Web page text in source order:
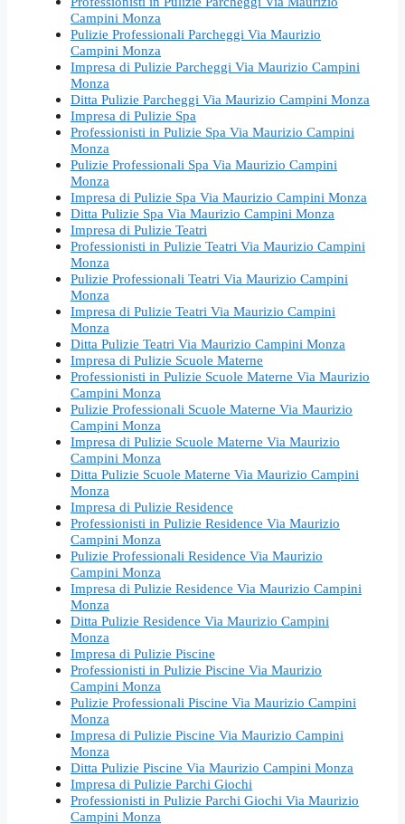
Campini Monza
Pulizie Professionali Parcheggi Via Maurizio
Campini Monza
Impresa di Pulizie Parcheggi Via Maurizio Campini
Monza
Ditta Pulizie Parcheggi Via Maurizio Campini Monza
Impresa di Pulizie Spa
Professionisti in Pulizie Spa Via Maurizio Campini
Monza
Pulizie Professionali Spa Via Maurizio Campini
Monza
Impresa di Pulizie Spa Via Maurizio Campini Monza
Ditta Pulizie Spa Via Maurizio Campini Monza
Impresa di Pulizie Teatri
Professionisti in Pulizie Teatri Via Maurizio Campini
Monza
Pulizie Professionali Teatri Via Maurizio Campini
Monza
Impresa di Pulizie Teatri Via Maurizio Campini
Monza
Ditta Pulizie Teatri Via Maurizio Campini Monza
Impresa di Pulizie Scuole Materne
Professionisti in Pulizie Scuole Materne Via Maurizio
Campini Monza
Pulizie Professionali Scuole Materne Via Maurizio
Campini Monza
Impresa di Pulizie Scuole Materne Via Maurizio
Campini Monza
Ditta Pulizie Scuole Materne Via Maurizio Campini
Monza
Impresa di Pulizie Residence
Professionisti in Pulizie Residence Via Maurizio
Campini Monza
Pulizie Professionali Residence Via Maurizio
Campini Monza
Impresa di Pulizie Residence Via Maurizio Campini
Monza
Ditta Pulizie Residence Via Maurizio Campini
Monza
Impresa di Pulizie Piscine
Professionisti in Pulizie Piscine Via Maurizio
Campini Monza
Pulizie Professionali Piscine Via Maurizio Campini
Monza
Impresa di Pulizie Piscine Via Maurizio Campini
Monza
Ditta Pulizie Piscine Via Maurizio Campini Monza
Impresa di Pulizie Parchi Giochi
Professionisti in Pulizie Parchi Giochi Via Maurizio
Campini Monza